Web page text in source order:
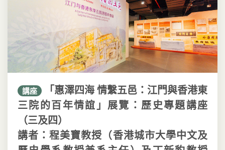
講座
「惠澤四海 情繫五邑：江門與香港東
三院的百年情誼」展覽：歷史專題講座
（三及四）
講者：程美寶教授（香港城市大學中文及